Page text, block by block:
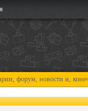
новости и, конечно,